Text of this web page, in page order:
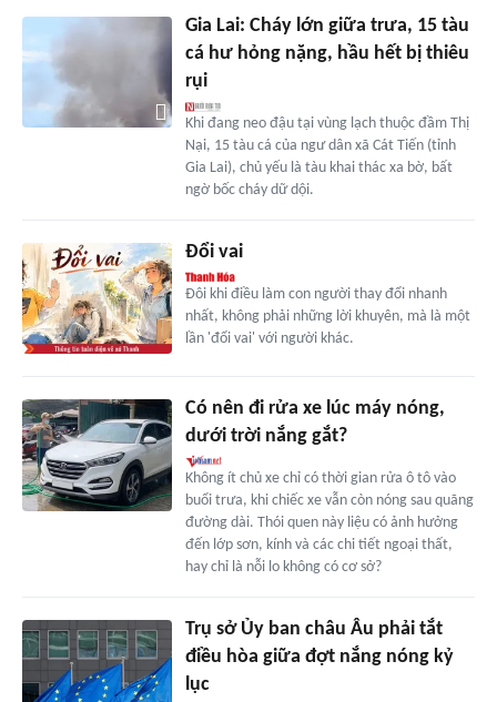
Gia Lai: Cháy lớn giữa trưa, 15 tàu
cá hư hỏng nặng, hầu hết bị thiêu
rụi
Khi đang neo đậu tại vùng lạch thuộc đầm Thị
Nại, 15 tàu cá của ngư dân xã Cát Tiến (tỉnh
Gia Lai), chủ yếu là tàu khai thác xa bờ, bất
ngờ bốc cháy dữ dội.
Đổi vai
Đôi khi điều làm con người thay đổi nhanh
nhất, không phải những lời khuyên, mà là một
lần 'đổi vai' với người khác.
Có nên đi rửa xe lúc máy nóng,
dưới trời nắng gắt?
Không ít chủ xe chỉ có thời gian rửa ô tô vào
buổi trưa, khi chiếc xe vẫn còn nóng sau quãng
đường dài. Thói quen này liệu có ảnh hưởng
đến lớp sơn, kính và các chi tiết ngoại thất,
hay chỉ là nỗi lo không có cơ sở?
Trụ sở Ủy ban châu Âu phải tắt
điều hòa giữa đợt nắng nóng kỷ
lục